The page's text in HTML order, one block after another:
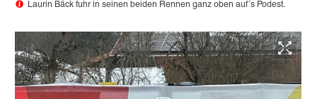
Laurin Bäck fuhr in seinen beiden Rennen ganz oben auf´s Podest.